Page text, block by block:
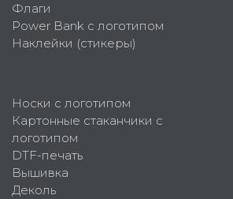
Флаги
Power Bank с логотипом
Наклейки (стикеры)
Носки с логотипом
Картонные стаканчики с
логотипом
DTF-печать
Вышивка
Деколь